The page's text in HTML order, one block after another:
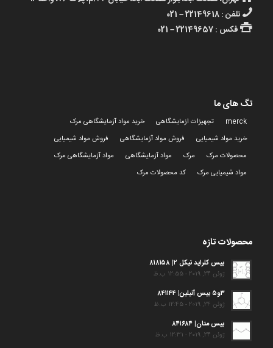
تلفن : 22149618 – 021
فکس : 22149657 – 021
تگ های ما
merck تجهیزات ازمایشگاهی
خرید مواد آزمایشگاهی مرک
خرید مواد شیمیایی
فروش مواد آزمایشگاهی
فروش مواد شیمیایی
محصولات مرک
مرک مواد آزمایشگاهی
مواد آزمایشگاهی مرک
مواد شیمیایی مرک
کد محصولات مرک
محصولات تازه
بیس کلراید نیکل ۲| ۸۱۸۱۵۸
ژوئن 24, 2019 - 12:55 ب.ظ
۳و۵ بیس آنیلین| ۸۴۱۱۴۴
ژوئن 24, 2019 - 12:45 ب.ظ
بیس متان| ۸۴۱۶۸۴
ژوئن 24, 2019 - 12:31 ب.ظ